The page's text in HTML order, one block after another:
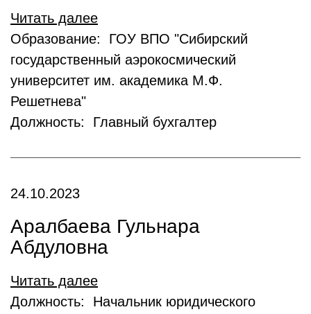
Читать далее
Образование: ГОУ ВПО "Сибирский
государственный аэрокосмический
университет им. академика М.Ф.
Решетнева"
Должность: Главный бухгалтер
24.10.2023
Аралбаева Гульнара
Абдуловна
Читать далее
Должность: Начальник юридического